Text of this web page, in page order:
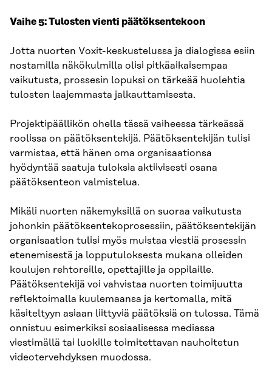
Vaihe 5: Tulosten vienti päätöksentekoon
Jotta nuorten Voxit-keskustelussa ja dialogissa esiin
nostamilla näkökulmilla olisi pitkäaikaisempaa
vaikutusta, prossesin lopuksi on tärkeää huolehtia
tulosten laajemmasta jalkauttamisesta.
Projektipäällikön ohella tässä vaiheessa tärkeässä
roolissa on päätöksentekijä. Päätöksentekijän tulisi
varmistaa, että hänen oma organisaationsa
hyödyntää saatuja tuloksia aktiivisesti osana
päätöksenteon valmistelua.
Mikäli nuorten näkemyksillä on suoraa vaikutusta
johonkin päätöksentekoprosessiin, päätöksentekijän
organisaation tulisi myös muistaa viestiä prosessin
etenemisestä ja lopputuloksesta mukana olleiden
koulujen rehtoreille, opettajille ja oppilaille.
Päätöksentekijä voi vahvistaa nuorten toimijuutta
reflektoimalla kuulemaansa ja kertomalla, mitä
käsiteltyyn asiaan liittyviä päätöksiä on tulossa. Tämä
onnistuu esimerkiksi sosiaalisessa mediassa
viestimällä tai luokille toimitettavan nauhoitetun
videotervehdyksen muodossa.